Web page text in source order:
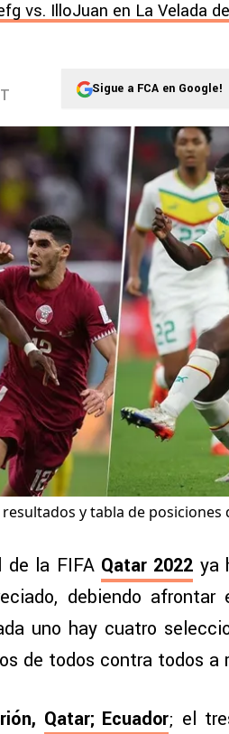
vs. IlloJuan en La Velada
Sigue a FCA en Google!
y tabla de posiciones
de la FIFA Qatar 2022 ya
debiendo afrontar
uno hay cuatro
de todos contra todos a
Qatar; Ecuador; el